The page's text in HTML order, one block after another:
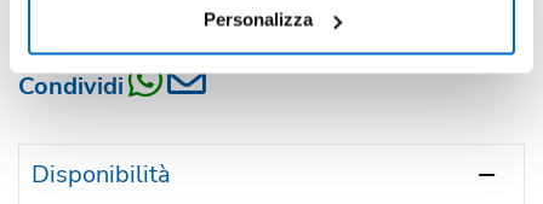
Personalizza
Condividi
Disponibilità